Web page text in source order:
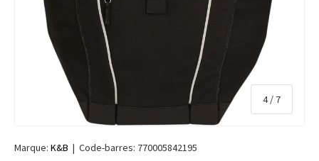
4 / de
7
Marque: K&B | Code-barres: 770005842195